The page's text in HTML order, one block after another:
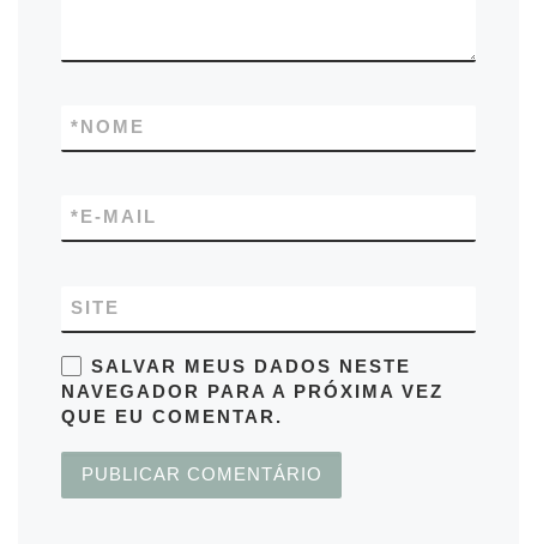
NOME
*
E-MAIL
*
SITE
SALVAR MEUS DADOS NESTE
NAVEGADOR PARA A PRÓXIMA VEZ
QUE EU COMENTAR.